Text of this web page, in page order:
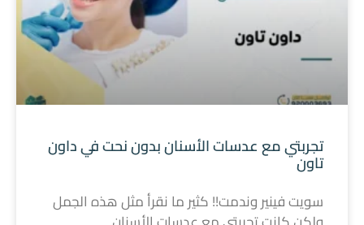
تجربتي مع عدسات الأسنان بدون نحت في داون
تاون
سويت فينير وندمت!! كثير ما نقرأ مثل هذه الجمل